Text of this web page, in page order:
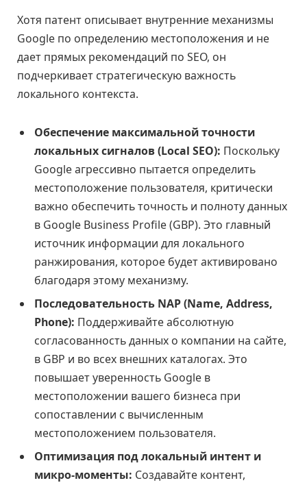
Хотя патент описывает внутренние механизмы
Google по определению местоположения и не
дает прямых рекомендаций по SEO, он
подчеркивает стратегическую важность
локального контекста.
Обеспечение максимальной точности
локальных сигналов (Local SEO): Поскольку
Google агрессивно пытается определить
местоположение пользователя, критически
важно обеспечить точность и полноту данных
в Google Business Profile (GBP). Это главный
источник информации для локального
ранжирования, которое будет активировано
благодаря этому механизму.
Последовательность NAP (Name, Address,
Phone): Поддерживайте абсолютную
согласованность данных о компании на сайте,
в GBP и во всех внешних каталогах. Это
повышает уверенность Google в
местоположении вашего бизнеса при
сопоставлении с вычисленным
местоположением пользователя.
Оптимизация под локальный интент и
микро-моменты: Создавайте контент,